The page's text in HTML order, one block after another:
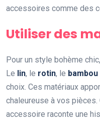
accessoires comme des
Utiliser des
Pour un style bohème
Le lin, le rotin, le bambou
choix. Ces matériaux
chaleureuse à vos pièces.
accessoire raconte une